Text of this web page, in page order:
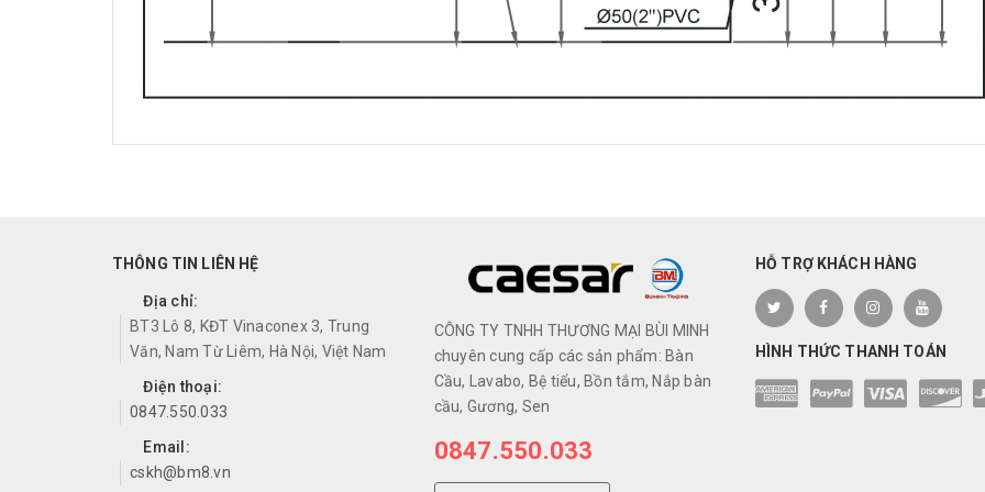
THÔNG TIN LIÊN HỆ
Địa chỉ:
BT3 Lô 8, KĐT Vinaconex 3, Trung
Văn, Nam Từ Liêm, Hà Nội, Việt Nam
Điện thoại:
0847.550.033
Email:
cskh@bm8.vn
CÔNG TY TNHH THƯƠNG MẠI BÙI MINH
chuyên cung cấp các sản phẩm: Bàn
Cầu, Lavabo, Bệ tiểu, Bồn tắm, Nắp bàn
cầu, Gương, Sen
0847.550.033
HỖ TRỢ KHÁCH HÀNG
HÌNH THỨC THANH TOÁN